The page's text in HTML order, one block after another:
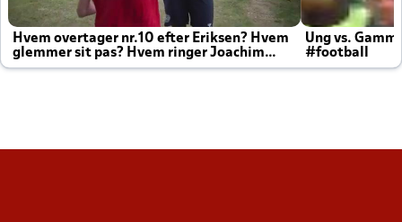
Hvem overtager nr.10 efter Eriksen? Hvem
glemmer sit pas? Hvem ringer Joachim
altid til efter kampe?
Ung vs.
#football